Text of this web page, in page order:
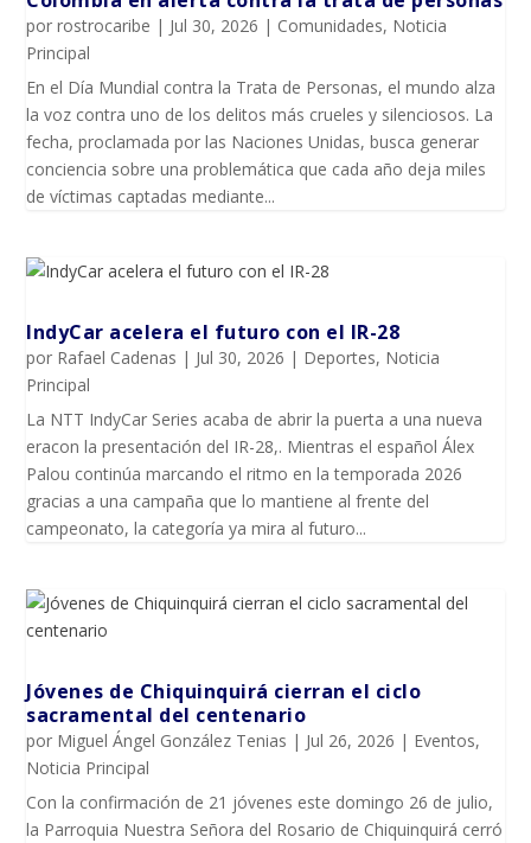
porrostrocaribe | Jul 30, 2026 | Comunidades, Noticia
Principal
En el Día Mundial contra la Trata de Personas, el mundo alza
la voz contra uno de los delitos más crueles y silenciosos. La
fecha, proclamada por las Naciones Unidas, busca generar
conciencia sobre una problemática que cada año deja miles
de víctimas captadas mediante...
IndyCar acelera el futuro con el IR-28
por Rafael Cadenas | Jul 30, 2026 | Deportes, Noticia
Principal
La NTT IndyCar Series acaba de abrir la puerta a una nueva
eracon la presentación del IR-28,. Mientras el español Álex
Palou continúa marcando el ritmo en la temporada 2026
gracias a una campaña que lo mantiene al frente del
campeonato, la categoría ya mira al futuro...
Jóvenes de Chiquinquirá cierran el ciclo
sacramental del centenario
por Miguel Ángel González Tenias | Jul 26, 2026 | Eventos,
Noticia Principal
Con la confirmación de 21 jóvenes este domingo 26 de julio,
la Parroquia Nuestra Señora del Rosario de Chiquinquirá cerró